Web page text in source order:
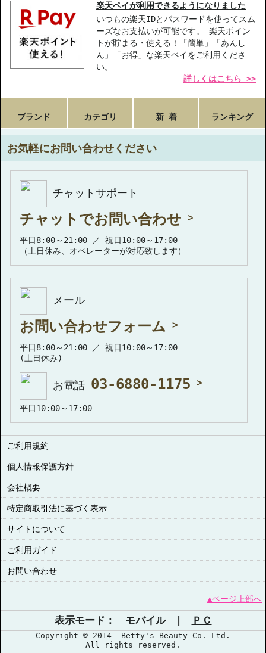
楽天ペイが利用できるようになりました
いつもの楽天IDとパスワードを使ってスム
ーズなお支払いが可能です。 楽天ポイン
トが貯まる・使える！「簡単」「あんし
ん」「お得」な楽天ペイをご利用くださ
い。
詳しくはこちら >>
ブランド カテゴリ 新 着 ランキング
お気軽にお問い合わせください
チャットサポート
チャットでお問い合わせ
平日8:00～21:00 ／ 祝日10:00～17:00
（土日休み、オペレーターが対応致します）
メール
お問い合わせフォーム
平日8:00～21:00 ／ 祝日10:00～17:00
(土日休み)
お電話 03-6880-1175
平日10:00～17:00
ご利用規約
個人情報保護方針
会社概要
特定商取引法に基づく表示
サイトについて
ご利用ガイド
お問い合わせ
▲ページ上部へ
表示モード： モバイル | ＰＣ
Copyright © 2014- Betty's Beauty Co. Ltd.
All rights reserved.